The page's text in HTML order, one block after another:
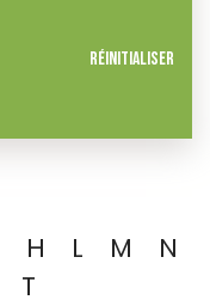
Réinitialiser
H L M
N
T